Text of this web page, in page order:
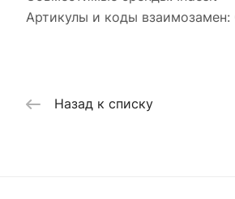
Артикулы и коды
Назад к списку